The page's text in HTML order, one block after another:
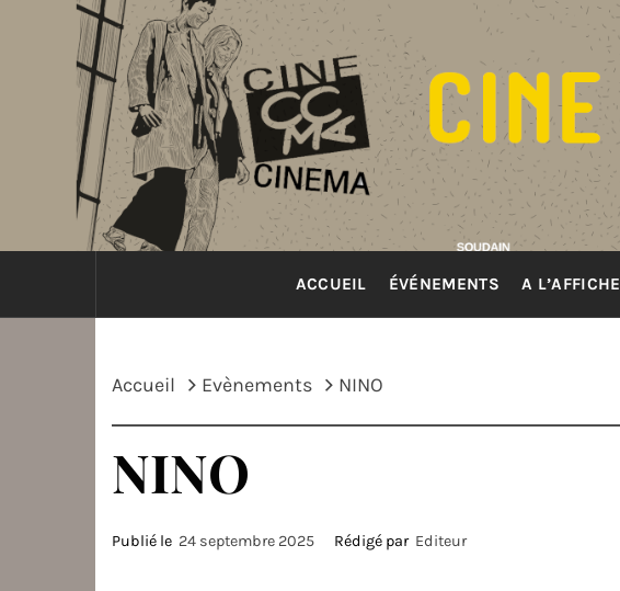
ACCUEIL ÉVÉNEMENTS A L’AFFICHE
Accueil Evènements NINO
NINO
Publié le 24 septembre 2025 Rédigé par Editeur